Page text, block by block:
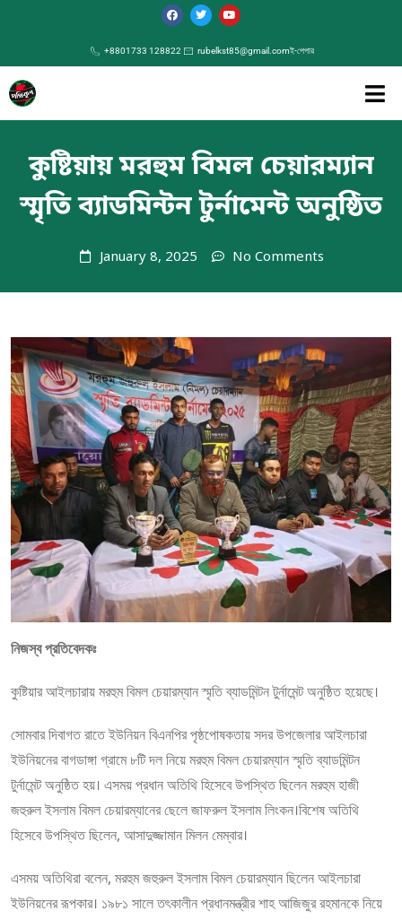
+8801733 128822 rubelkst85@gmail.comই-পেপার
কুষ্টিয়ায় মরহুম বিমল চেয়ারম্যান
স্মৃতি ব্যাডমিন্টন টুর্নামেন্ট অনুষ্ঠিত
January 8, 2025 No Comments
নিজস্ব প্রতিবেদকঃ
কুষ্টিয়ার আইলচারায় মরহুম বিমল চেয়ারম্যান স্মৃতি ব্যাডমিন্টন টুর্নামেন্ট অনুষ্ঠিত হয়েছে।
সোমবার দিবাগত রাতে ইউনিয়ন বিএনপির পৃষ্ঠপোষকতায় সদর উপজেলার আইলচারা
ইউনিয়নের বাগডাঙ্গা গ্রামে ৮টি দল নিয়ে মরহুম বিমল চেয়ারম্যান স্মৃতি ব্যাডমিন্টন
টুর্নামেন্ট অনুষ্ঠিত হয়। এসময় প্রধান অতিথি হিসেবে উপস্থিত ছিলেন মরহুম হাজী
জহুরুল ইসলাম বিমল চেয়ারম্যানের ছেলে জাফরুল ইসলাম লিংকন।বিশেষ অতিথি
হিসেবে উপস্থিত ছিলেন, আসাদুজ্জামান মিলন মেম্বার।
এসময় অতিথিরা বলেন, মরহুম জহুরুল ইসলাম বিমল চেয়ারম্যান ছিলেন আইলচারা
ইউনিয়নের রূপকার। ১৯৮১ সালে তৎকালীন প্রধানমন্ত্রীর শাহ আজিজুর রহমানকে নিয়ে